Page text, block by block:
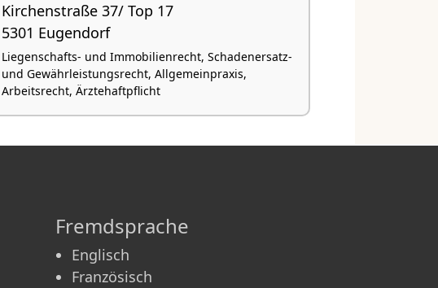
Kirchenstraße 37/ Top 17
5301 Eugendorf
Liegenschafts- und Immobilienrecht, Schadenersatz-
und Gewährleistungsrecht, Allgemeinpraxis,
Arbeitsrecht, Ärztehaftpflicht
Fremdsprache
Englisch
Französisch